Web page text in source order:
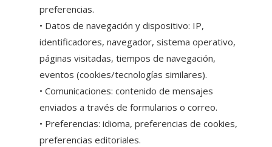
preferencias.
• Datos de navegación y dispositivo: IP,
identificadores, navegador, sistema operativo,
páginas visitadas, tiempos de navegación,
eventos (cookies/tecnologías similares).
• Comunicaciones: contenido de mensajes
enviados a través de formularios o correo.
• Preferencias: idioma, preferencias de cookies,
preferencias editoriales.